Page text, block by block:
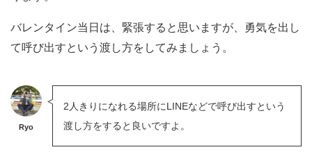
バレンタイン当日は、緊張すると思いますが、勇気を出し
て呼び出すという渡し方をしてみましょう。
Ryo
2人きりになれる場所にLINEなどで呼び出すという
渡し方をすると良いですよ。